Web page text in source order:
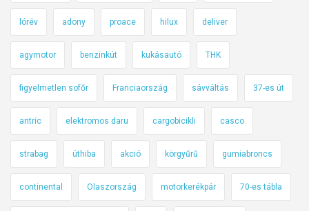
lórév adony proace hilux deliver
agymotor benzinkút kukásautó THK
figyelmetlen sofőr Franciaország sávváltás 37-es út
antric elektromos daru cargobicikli casco
strabag úthiba akció körgyűrű gumiabroncs
continental Olaszország motorkerékpár 70-es tábla